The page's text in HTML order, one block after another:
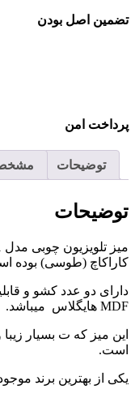
تضمین اصل بودن
پرداخت امن
توضیحات
توضیحات
کاراکاچ (طوسی) بوده
دارای دو عدد کشو و
MDF هایگلاس میباشد.
این میز که ت بسیار
است.
یکی از بهترین برند